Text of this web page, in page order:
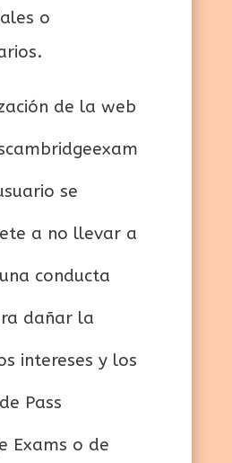
o
de la web
se
a no llevar a
conducta
dañar la
intereses y los
Pass
Exams o de